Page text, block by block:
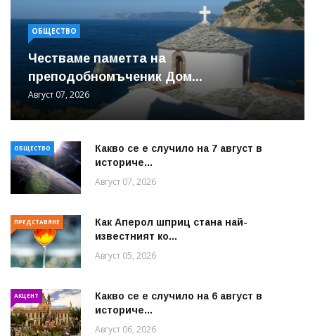
ОБЩЕСТВО
Честваме паметта на
преподобномъченик Дом...
Август 07, 2026
ОБЩЕСТВО
Какво се е случило на 7 август в
историче...
Август 07, 2026
ПРЕДСТАВЯНЕ
Как Аперол шприц стана най-
известният ко...
Август 05, 2026
АКЦЕНТ
Какво се е случило на 6 август в
историче...
Август 06, 2026